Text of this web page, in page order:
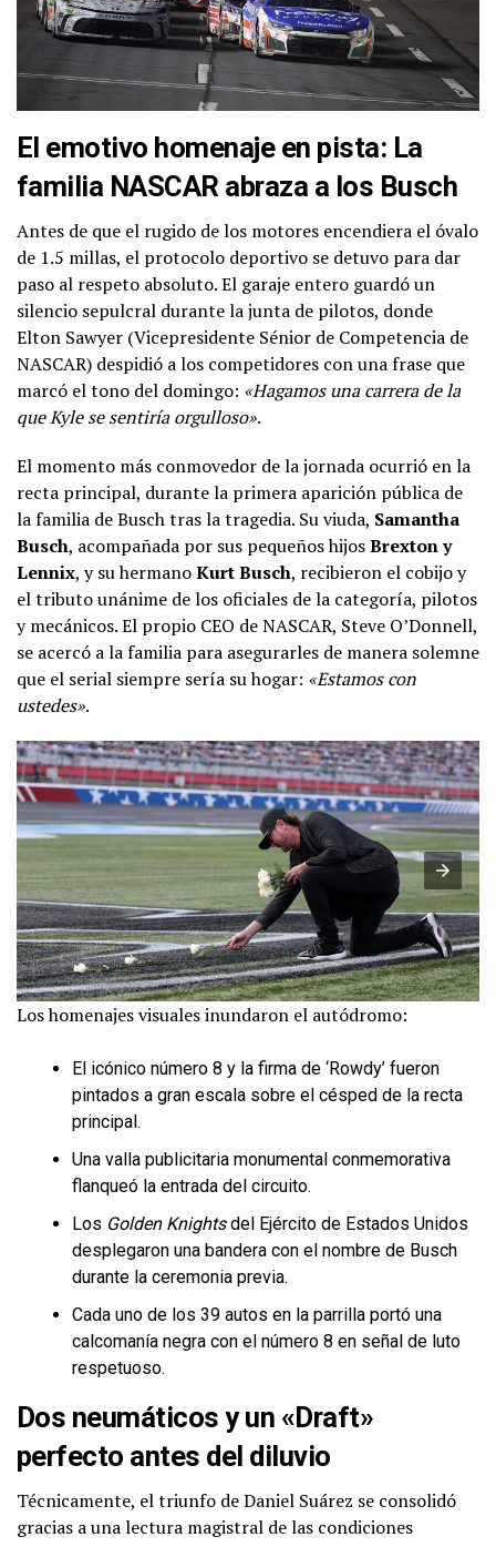
El emotivo homenaje en pista: La
familia NASCAR abraza a los Busch
Antes de que el rugido de los motores encendiera el óvalo
de 1.5 millas, el protocolo deportivo se detuvo para dar
paso al respeto absoluto. El garaje entero guardó un
silencio sepulcral durante la junta de pilotos, donde
Elton Sawyer (Vicepresidente Sénior de Competencia de
NASCAR) despidió a los competidores con una frase que
marcó el tono del domingo: «Hagamos una carrera de la
que Kyle se sentiría orgulloso».
El momento más conmovedor de la jornada ocurrió en la
recta principal, durante la primera aparición pública de
la familia de Busch tras la tragedia. Su viuda, Samantha
Busch, acompañada por sus pequeños hijosBrexton y
Lennix, y su hermanoKurt Busch, recibieron el cobijo y
el tributo unánime de los oficiales de la categoría, pilotos
y mecánicos. El propio CEO de NASCAR, Steve O’Donnell,
se acercó a la familia para asegurarles de manera solemne
que el serial siempre sería su hogar: «Estamos con
ustedes».
Los homenajes visuales inundaron el autódromo:
El icónico número 8 y la firma de ‘Rowdy’ fueron
pintados a gran escala sobre el césped de la recta
principal.
Una valla publicitaria monumental conmemorativa
flanqueó la entrada del circuito.
Los Golden Knightsdel Ejército de Estados Unidos
desplegaron una bandera con el nombre de Busch
durante la ceremonia previa.
Cada uno de los 39 autos en la parrilla portó una
calcomanía negra con el número 8 en señal de luto
respetuoso.
Dos neumáticos y un «Draft»
perfecto antes del diluvio
Técnicamente, el triunfo de Daniel Suárez se consolidó
gracias a una lectura magistral de las condiciones